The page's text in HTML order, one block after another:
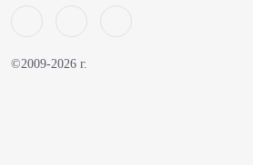
©2009-2026 г.